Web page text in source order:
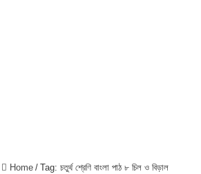
Home / Tag:চতুর্থ শ্রেণি বাংলা পাঠ ৮ চিল ও বিড়াল